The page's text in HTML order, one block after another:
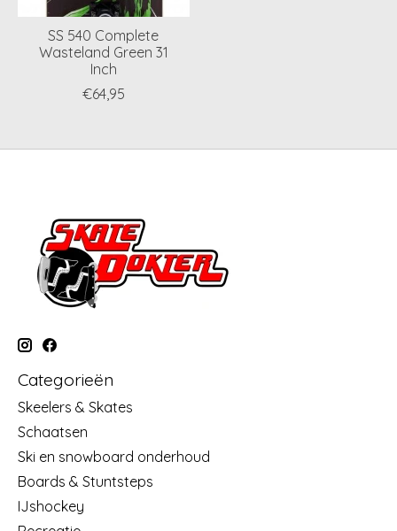
SS 540 Complete
Wasteland Green 31
Inch
€64,95
Categorieën
Skeelers & Skates
Schaatsen
Ski en snowboard onderhoud
Boards & Stuntsteps
IJshockey